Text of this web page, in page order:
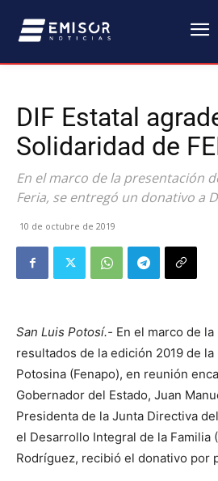
DIF Estatal
Solidaridad de
En el marco de la presentación
Feria, se entregó un donativo a
10 de octubre de 2019
San Luis Potosí.- En el marco de
resultados de la edición 2019 de la
Potosina (Fenapo), en reunión
Gobernador del Estado, Juan
Presidenta de la Junta Directiva
el Desarrollo Integral de la Familia
Rodríguez, recibió el donativo por